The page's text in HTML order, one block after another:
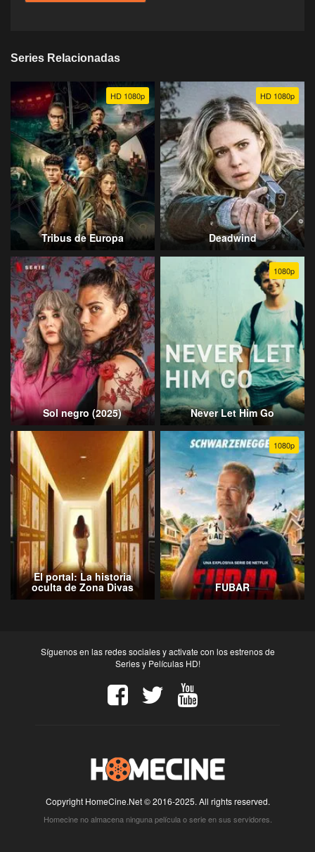
Series Relacionadas
HD 1080p
Tribus de Europa
HD 1080p
Deadwind
Sol negro (2025)
1080p
Never Let Him Go
El portal: La historia
oculta de Zona Divas
1080p
FUBAR
Síguenos en las redes sociales y activate con los estrenos de
Series y Películas HD!
Copyright HomeCine.Net © 2016-2025. All rights reserved.
Homecine no almacena ninguna película o serie en sus servidores.